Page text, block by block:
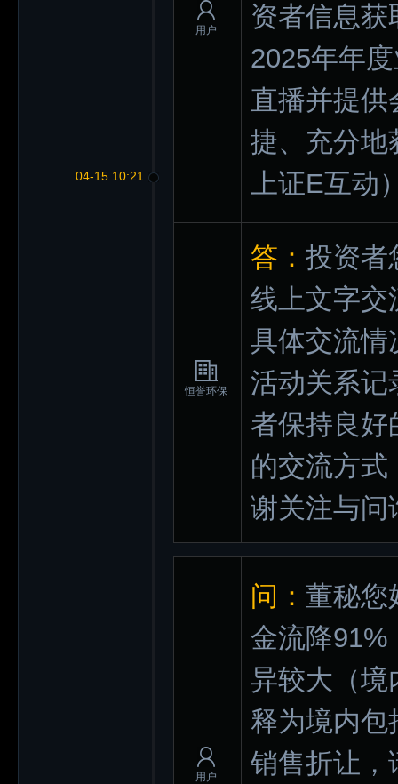
04-15 10:21
用户
资者信息
2025年年
直播并提供
捷、充分地
上证E互动
恒誉环保
答： 投资者
线上文字交
具体交流情
活动关系记
者保持良好
的交流方
谢关注与问
用户
问： 董秘您
金流降91%
异较大（境
释为境内包
销售折让，